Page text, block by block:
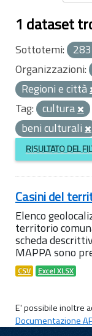
1 dataset
Sottotemi:
Organizzazioni:
Regioni e città
Tag: cultura
beni culturali
RISULTATO DEL
Casini del
Elenco
territorio
scheda
MAPPA sono
CSV Excel XLSX
E' possibile inoltre
Documentazione